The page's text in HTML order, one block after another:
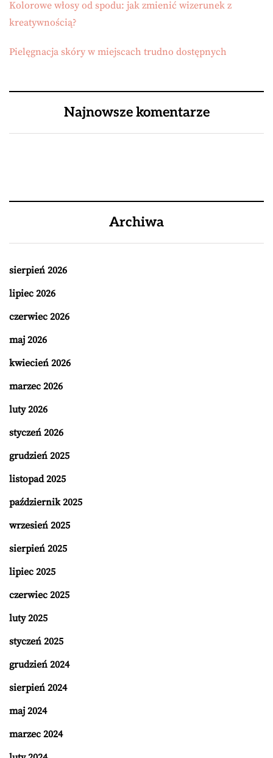
Kolorowe włosy od spodu: jak zmienić wizerunek z
kreatywnością?
Pielęgnacja skóry w miejscach trudno dostępnych
Najnowsze komentarze
Archiwa
sierpień 2026
lipiec 2026
czerwiec 2026
maj 2026
kwiecień 2026
marzec 2026
luty 2026
styczeń 2026
grudzień 2025
listopad 2025
październik 2025
wrzesień 2025
sierpień 2025
lipiec 2025
czerwiec 2025
luty 2025
styczeń 2025
grudzień 2024
sierpień 2024
maj 2024
marzec 2024